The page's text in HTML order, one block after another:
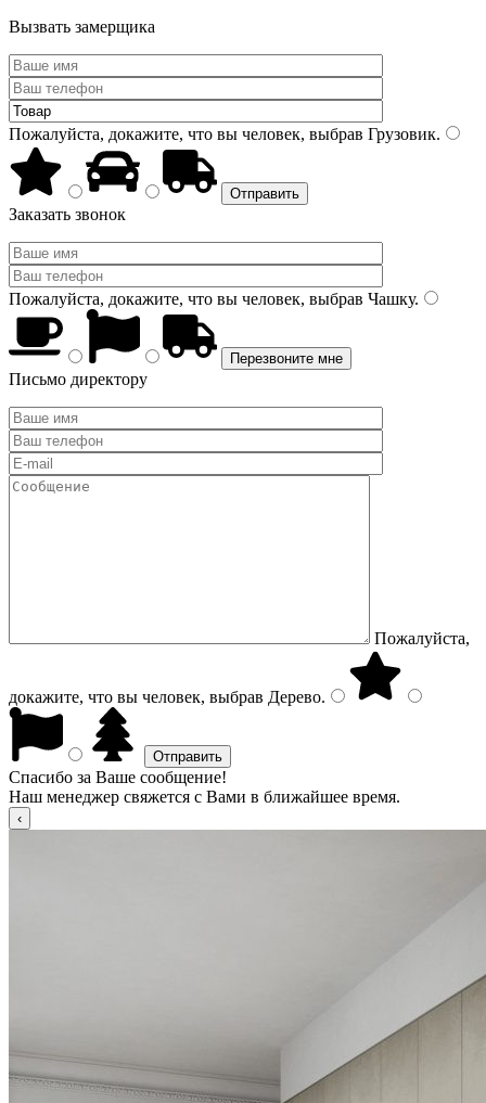
Вызвать замерщика
Пожалуйста, докажите, что вы человек, выбрав Грузовик.
Заказать звонок
Пожалуйста, докажите, что вы человек, выбрав Чашку.
Письмо директору
Пожалуйста,
докажите, что вы человек, выбрав Дерево.
Спасибо за Ваше сообщение!
Наш менеджер свяжется с Вами в ближайшее время.